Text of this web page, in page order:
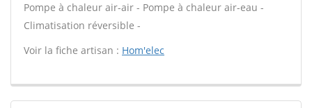
Pompe à chaleur air-air - Pompe à chaleur air-eau -
Climatisation réversible -
Voir la fiche artisan : Hom'elec